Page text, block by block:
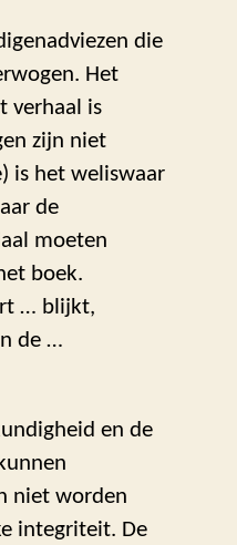
die
Het
verhaal is
zijn niet
is het weliswaar
de
moeten
boek.
… blijkt,
de …
en de
niet worden
integriteit. De